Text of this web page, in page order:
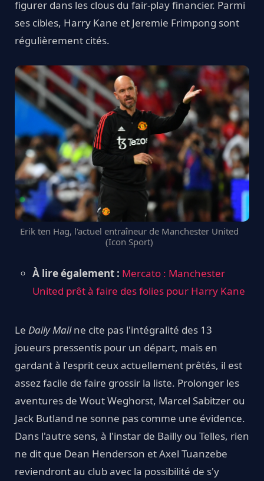
figurer dans les clous du fair-play financier. Parmi
ses cibles, Harry Kane et Jeremie Frimpong sont
régulièrement cités.
Erik ten Hag, l'actuel entraîneur de Manchester United
(Icon Sport)
À lire également : Mercato : Manchester
United prêt à faire des folies pour Harry Kane
Le Daily Mailne cite pas l'intégralité des 13
joueurs pressentis pour un départ, mais en
gardant à l'esprit ceux actuellement prêtés, il est
assez facile de faire grossir la liste. Prolonger les
aventures de Wout Weghorst, Marcel Sabitzer ou
Jack Butland ne sonne pas comme une évidence.
Dans l'autre sens, à l'instar de Bailly ou Telles, rien
ne dit que Dean Henderson et Axel Tuanzebe
reviendront au club avec la possibilité de s'y